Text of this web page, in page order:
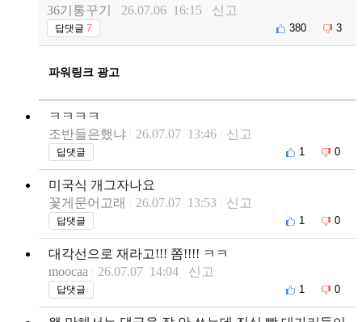
36기통꾸기
26.07.06 16:15 신고
답댓글 7 380 3
파워링크 광고
ㅋㅋㅋㅋ
조반들은했냐
26.07.07 13:46 신고
답댓글 1 0
미국식 개그자나요
꽃게문어고래
26.07.07 13:53 신고
답댓글 1 0
대각선으로 재라고!!! 쫌!!!! ㅋㅋ
moocaa
26.07.07 14:04 신고
답댓글 1 0